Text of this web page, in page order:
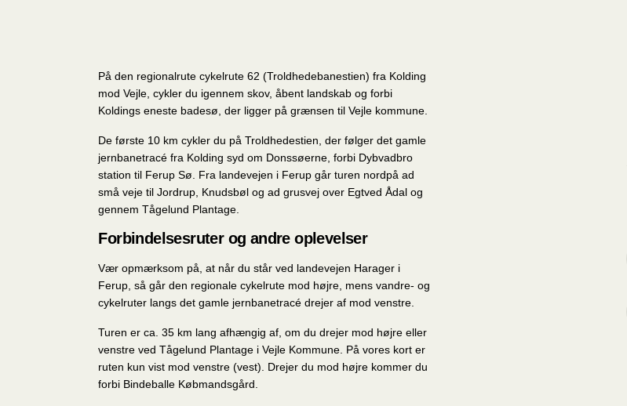
På den regionalrute cykelrute 62 (Troldhedebanestien) fra Kolding
mod Vejle, cykler du igennem skov, åbent landskab og forbi
Koldings eneste badesø, der ligger på grænsen til Vejle kommune.
De første 10 km cykler du på Troldhedestien, der følger det gamle
jernbanetracé fra Kolding syd om Donssøerne, forbi Dybvadbro
station til Ferup Sø. Fra landevejen i Ferup går turen nordpå ad
små veje til Jordrup, Knudsbøl og ad grusvej over Egtved Ådal og
gennem Tågelund Plantage.
Forbindelsesruter og andre oplevelser
Vær opmærksom på, at når du står ved landevejen Harager i
Ferup, så går den regionale cykelrute mod højre, mens vandre- og
cykelruter langs det gamle jernbanetracé drejer af mod venstre.
Turen er ca. 35 km lang afhængig af, om du drejer mod højre eller
venstre ved Tågelund Plantage i Vejle Kommune. På vores kort er
ruten kun vist mod venstre (vest). Drejer du mod højre kommer du
forbi Bindeballe Købmandsgård.